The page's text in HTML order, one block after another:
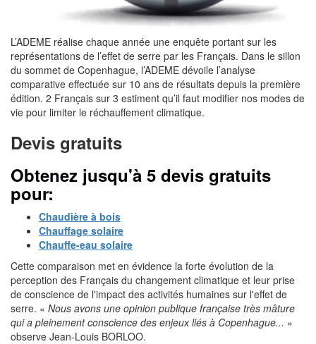
L’ADEME réalise chaque année une enquête portant sur les
représentations de l’effet de serre par les Français. Dans le sillon
du sommet de Copenhague, l’ADEME dévoile l’analyse
comparative effectuée sur 10 ans de résultats depuis la première
édition. 2 Français sur 3 estiment qu’il faut modifier nos modes de
vie pour limiter le réchauffement climatique.
Devis gratuits
Obtenez jusqu'à 5 devis gratuits
pour:
Chaudière à bois
Chauffage solaire
Chauffe-eau solaire
Cette comparaison met en évidence la forte évolution de la
perception des Français du changement climatique et leur prise
de conscience de l'impact des activités humaines sur l'effet de
serre. « Nous avons une opinion publique française très mâture
qui a pleinement conscience des enjeux liés à Copenhague... »
observe Jean-Louis BORLOO.